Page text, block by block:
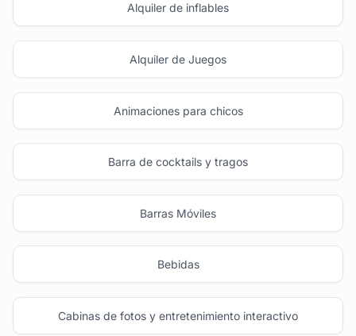
Alquiler de inflables
Alquiler de Juegos
Animaciones para chicos
Barra de cocktails y tragos
Barras Móviles
Bebidas
Cabinas de fotos y entretenimiento interactivo